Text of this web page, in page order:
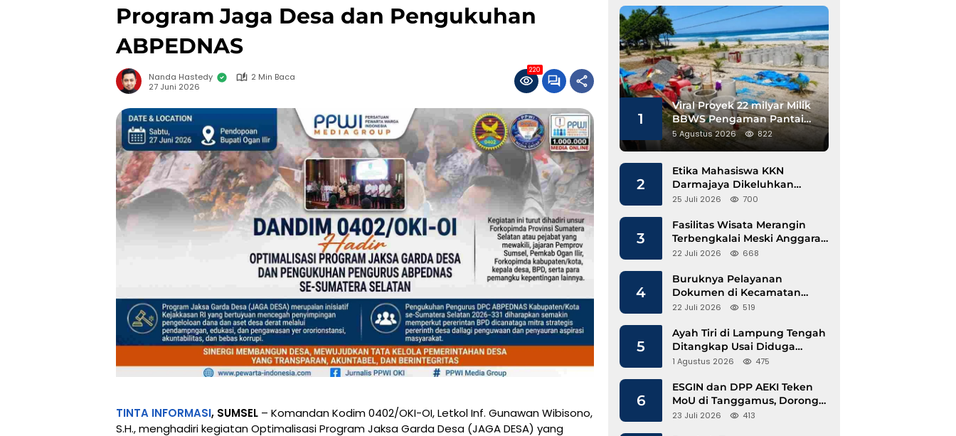
Program Jaga Desa dan Pengukuhan
ABPEDNAS
Nanda Hastedy
2 Min Baca
27 Juni 2026
220
TINTA INFORMASI, SUMSEL – Komandan Kodim 0402/OKI-OI, Letkol Inf. Gunawan Wibisono,
S.H., menghadiri kegiatan Optimalisasi Program Jaksa Garda Desa (JAGA DESA) yang
1
Viral Proyek 22 milyar Milik
BBWS Pengaman Pantai
Pesisir Barat Diduga
Gunakan Besi Banci
5 Agustus 2026 822
2
Etika Mahasiswa KKN
Darmajaya Dikeluhkan
Kepala Pekon Sinar Jawa
25 Juli 2026 700
3
Fasilitas Wisata Merangin
Terbengkalai Meski Anggaran
Perawatan Terus Mengalir
22 Juli 2026 668
4
Buruknya Pelayanan
Dokumen di Kecamatan
Pangkalan Susu, Kinerja
22 Juli 2026 519
5
Ayah Tiri di Lampung Tengah
Ditangkap Usai Diduga
Hamili Anak di Bawah Umur
1 Agustus 2026 475
6
ESGIN dan DPP AEKI Teken
MoU di Tanggamus, Dorong
Ekonomi Hijau Berbasis Kopi
23 Juli 2026 413